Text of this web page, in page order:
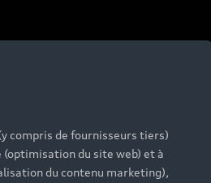
e-
compris de fournisseurs tiers)
du site web) et à
du contenu marketing),